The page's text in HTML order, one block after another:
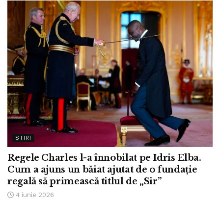
STIRI
Regele Charles l-a înnobilat pe Idris Elba.
Cum a ajuns un băiat ajutat de o fundație
regală să primească titlul de „Sir”
4 iunie 2026